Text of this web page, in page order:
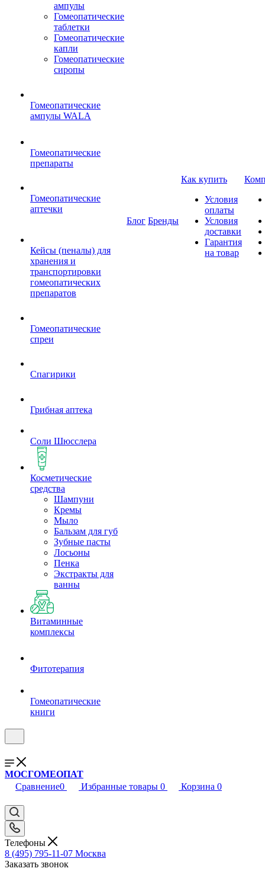
ампулы
Гомеопатические
таблетки
Гомеопатические
капли
Гомеопатические
сиропы
Гомеопатические
ампулы WALA
Гомеопатические
препараты
Гомеопатические
аптечки
Кейсы (пеналы) для
хранения и
транспортировки
гомеопатических
препаратов
Гомеопатические
спреи
Спагирики
Грибная аптека
Соли Шюсслера
Косметические
средства
Шампуни
Кремы
Мыло
Бальзам для губ
Зубные пасты
Лосьоны
Пенка
Экстракты для
ванны
Витаминные
комплексы
Фитотерапия
Гомеопатические
книги
Блог Бренды
Как купить
Условия
оплаты
Условия
доставки
Гарантия
на товар
МОСГОМЕОПАТ
Сравнение0 Избранные товары 0 Корзина 0
Телефоны
8 (495) 795-11-07 Москва
Заказать звонок